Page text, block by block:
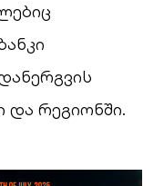
რეგიონში.